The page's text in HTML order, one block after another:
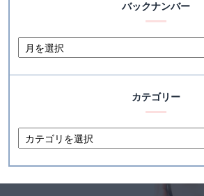
バックナンバー
カテゴリー